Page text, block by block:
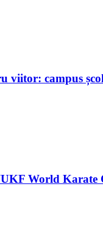
viitor: campus
World